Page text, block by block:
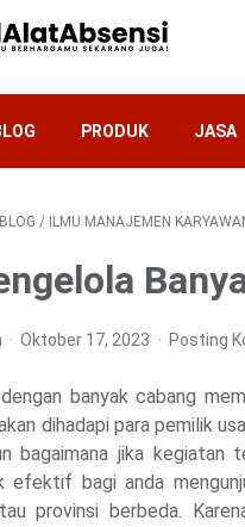
PRODUK JASA
BLOG / ILMU MANAJEMEN
Oktober 17, 2023 Posting
banyak cabang
dihadapi para pemilik
bagaimana jika
efektif bagi anda
provinsi berbeda.